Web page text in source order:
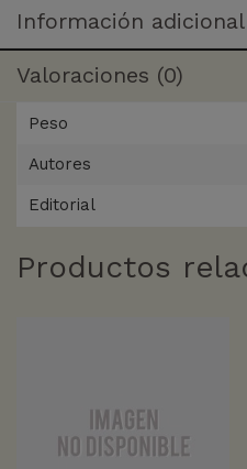
Información adicional
Valoraciones (0)
Peso
Autores
Editorial
Productos